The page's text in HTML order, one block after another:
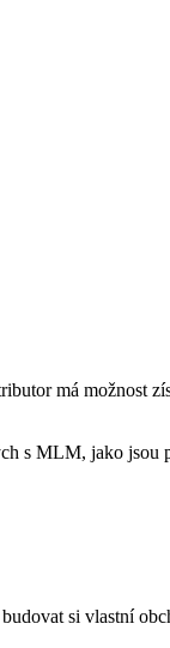
má možnost⁢
s MLM, jako ‌jsou
si vlastní